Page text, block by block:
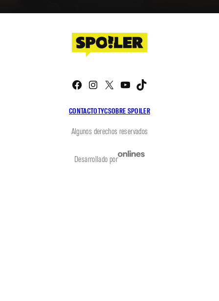
CONTACTOTYCSOBRE SPOILER
Facebook
Instagram
X YouTube
Algunos derechos reservados
Desarrollado por